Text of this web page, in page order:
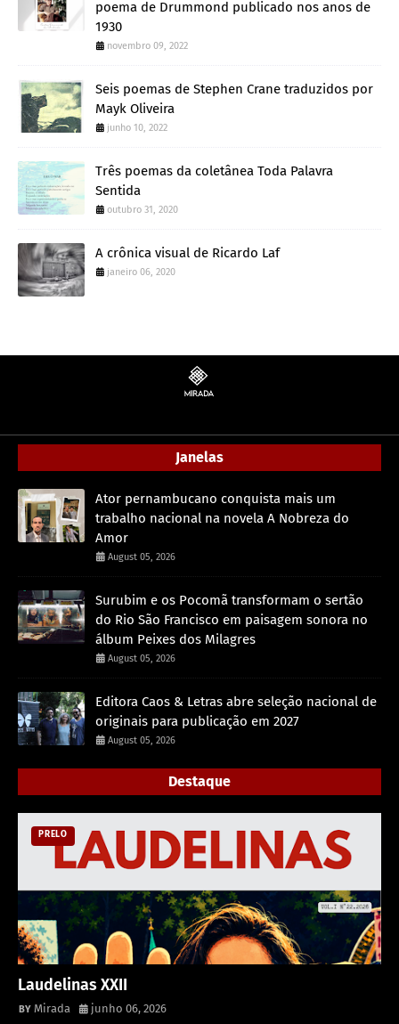
poema de Drummond publicado nos anos de
1930
novembro 09, 2022
Seis poemas de Stephen Crane traduzidos por
Mayk Oliveira
junho 10, 2022
Três poemas da coletânea Toda Palavra
Sentida
outubro 31, 2020
A crônica visual de Ricardo Laf
janeiro 06, 2020
Janelas
Ator pernambucano conquista mais um
trabalho nacional na novela A Nobreza do
Amor
August 05, 2026
Surubim e os Pocomã transformam o sertão
do Rio São Francisco em paisagem sonora no
álbum Peixes dos Milagres
August 05, 2026
Editora Caos & Letras abre seleção nacional de
originais para publicação em 2027
August 05, 2026
Destaque
PRELO
Laudelinas XXII
Mirada junho 06, 2026